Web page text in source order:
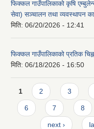
फिक्कल गाउँपालिकाको कृषि
सेवा) सञ्चालन तथा व्यवस्थापन
मिति: 06/20/2026 - 12:41
फिक्कल गाउँपालिकाको प्रतिक
मिति: 06/18/2026 - 16:50
Pages
1 2 3
6 7 8
next ›